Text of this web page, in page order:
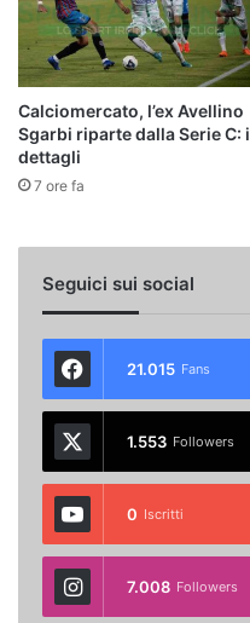
Calciomercato, l’ex Avellino
Sgarbi riparte dalla Serie C: i
dettagli
7 ore fa
Seguici sui social
21.015 Fans
1.553 Followers
0 Iscritti
7.008 Followers